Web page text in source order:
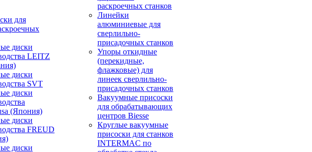
для
диски
LEITZ
диски
SVT
диски
(Япония)
диски
FREUD
диски
раскроечных станков
Линейки
алюминиевые для
сверлильно-
присадочных станков
Упоры откидные
(перекидные,
флажковые) для
линеек сверлильно-
присадочных станков
Вакуумные присоски
для обрабатывающих
центров Biesse
Круглые вакуумные
присоски для станков
INTERMAC по